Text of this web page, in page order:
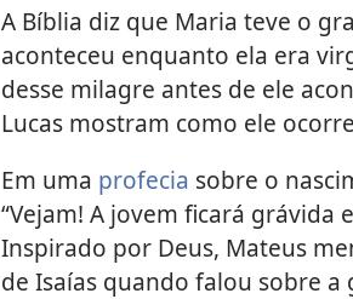
A Bíblia diz que Maria teve o
aconteceu enquanto ela era
desse milagre antes de ele
Lucas mostram como ele
Em uma profecia sobre o
“Vejam! A jovem ficará grávida
Inspirado por Deus, Mateus
de Isaías quando falou sobre